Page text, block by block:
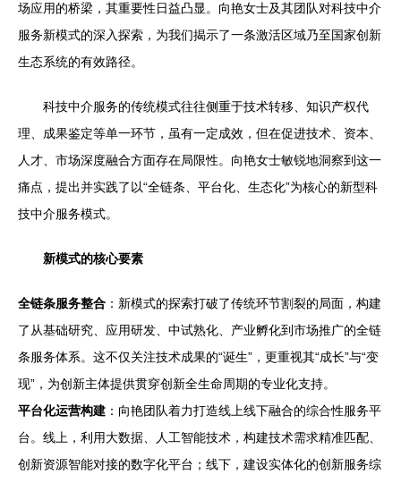
场应用的桥梁，其重要性日益凸显。向艳女士及其团队对科技中介
服务新模式的深入探索，为我们揭示了一条激活区域乃至国家创新
生态系统的有效路径。
科技中介服务的传统模式往往侧重于技术转移、知识产权代
理、成果鉴定等单一环节，虽有一定成效，但在促进技术、资本、
人才、市场深度融合方面存在局限性。向艳女士敏锐地洞察到这一
痛点，提出并实践了以“全链条、平台化、生态化”为核心的新型科
技中介服务模式。
新模式的核心要素
全链条服务整合 ：新模式的探索打破了传统环节割裂的局面，构建
了从基础研究、应用研发、中试熟化、产业孵化到市场推广的全链
条服务体系。这不仅关注技术成果的“诞生”，更重视其“成长”与“变
现”，为创新主体提供贯穿创新全生命周期的专业化支持。
平台化运营构建 ：向艳团队着力打造线上线下融合的综合性服务平
台。线上，利用大数据、人工智能技术，构建技术需求精准匹配、
创新资源智能对接的数字化平台；线下，建设实体化的创新服务综